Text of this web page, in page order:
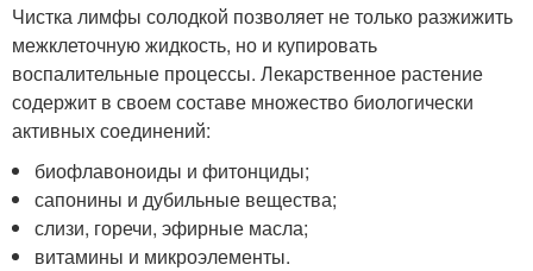
Чистка лимфы солодкой позволяет не только разжижить
межклеточную жидкость, но и купировать
воспалительные процессы. Лекарственное растение
содержит в своем составе множество биологически
активных соединений:
биофлавоноиды и фитонциды;
сапонины и дубильные вещества;
слизи, горечи, эфирные масла;
витамины и микроэлементы.